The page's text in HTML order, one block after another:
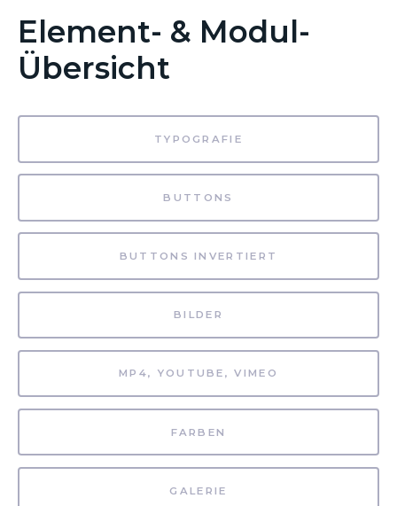
Element- & Modul-
Übersicht
TYPOGRAFIE
BUTTONS
BUTTONS INVERTIERT
BILDER
MP4, YOUTUBE, VIMEO
FARBEN
GALERIE